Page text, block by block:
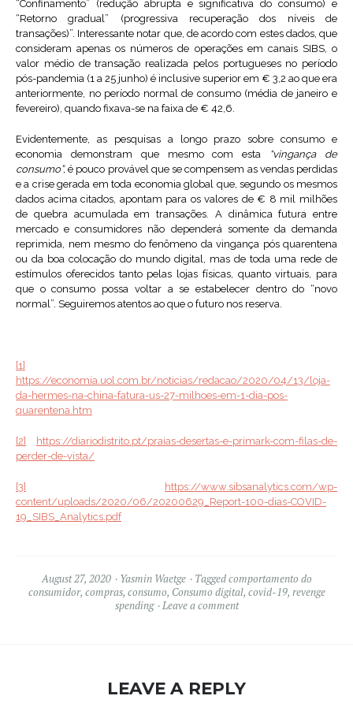
“Confinamento” (redução abrupta e significativa do consumo) e
“Retorno gradual” (progressiva recuperação dos níveis de
transações)”. Interessante notar que, de acordo com estes dados, que
consideram apenas os números de operações em canais SIBS, o
valor médio de transação realizada pelos portugueses no período
pós-pandemia (1 a 25 junho) é inclusive superior em € 3,2 ao que era
anteriormente, no período normal de consumo (média de janeiro e
fevereiro), quando fixava-se na faixa de € 42,6.
Evidentemente, as pesquisas a longo prazo sobre consumo e
economia demonstram que mesmo com esta
“vingança de
consumo”, é pouco provável que se compensem as vendas perdidas
e a crise gerada em toda economia global que, segundo os mesmos
dados acima citados, apontam para os valores de € 8 mil milhões
de quebra acumulada em transações. A dinâmica futura entre
mercado e consumidores não dependerá somente da demanda
reprimida, nem mesmo do fenômeno da vingança pós quarentena
ou da boa colocação do mundo digital, mas de toda uma rede de
estímulos oferecidos tanto pelas lojas físicas, quanto virtuais, para
que o consumo possa voltar a se estabelecer dentro do “novo
normal”. Seguiremos atentos ao que o futuro nos reserva.
[1]
https://economia.uol.com.br/noticias/redacao/2020/04/13/loja-
da-hermes-na-china-fatura-us-27-milhoes-em-1-dia-pos-
quarentena.htm
[2]
https://diariodistrito.pt/praias-desertas-e-primark-com-filas-de-
perder-de-vista/
[3]
https://www.sibsanalytics.com/wp-
content/uploads/2020/06/20200629_Report-100-dias-COVID-
19_SIBS_Analytics.pdf
August 27, 2020 Yasmin Waetge Taggedcomportamento do
consumidor, compras, consumo, Consumo digital, covid-19, revenge
spending
Leave a comment
LEAVE A REPLY